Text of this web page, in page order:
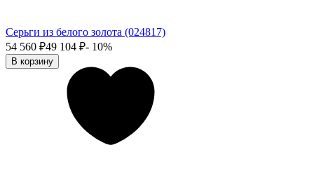
Серьги из белого золота (024817)
54 560 ₽49 104 ₽- 10%
В корзину